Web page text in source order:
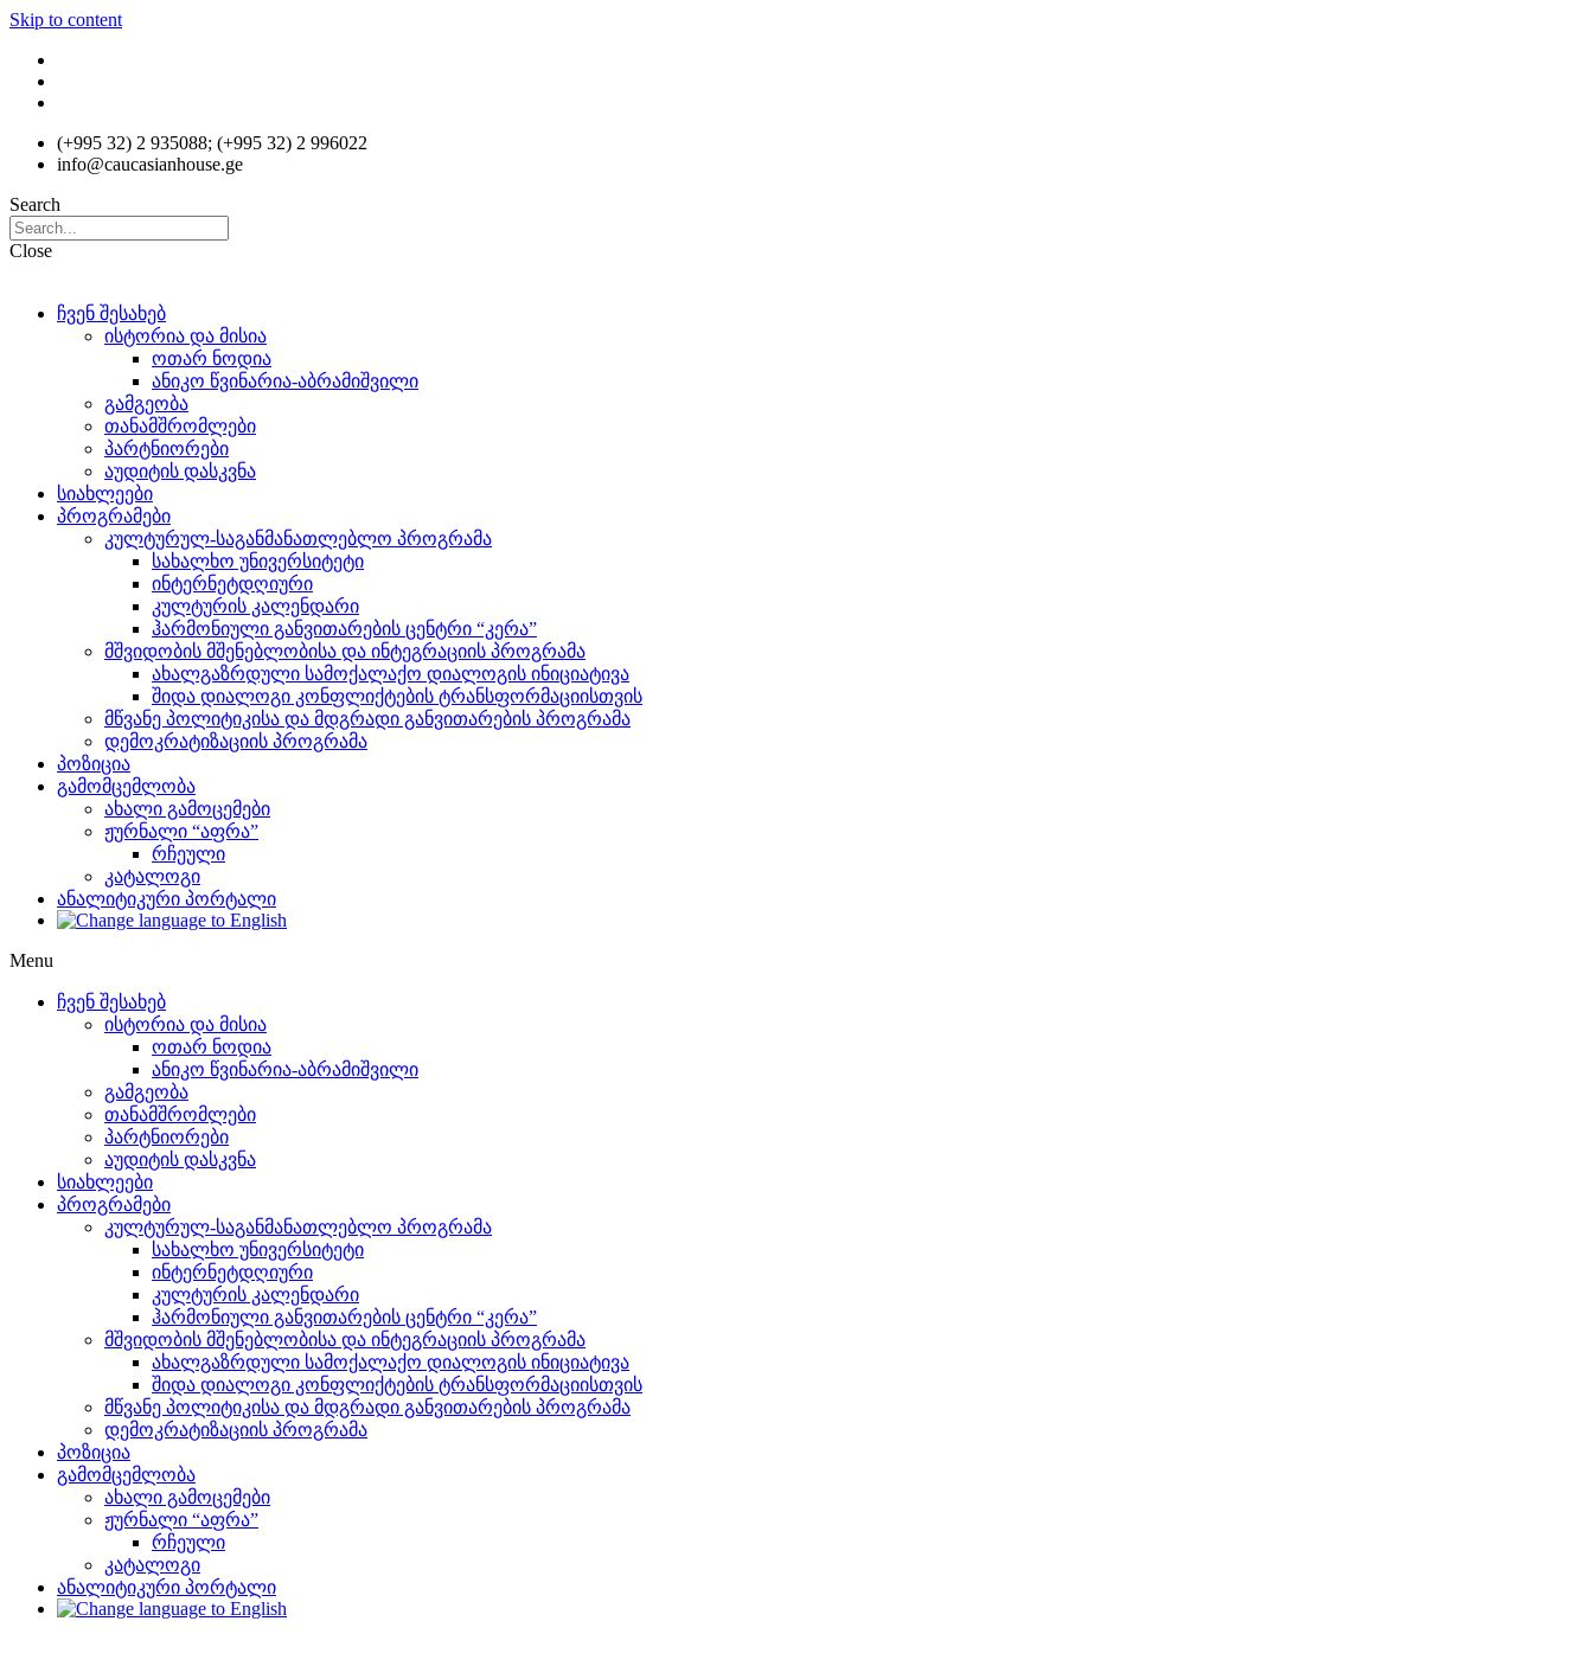
Skip to content
(+995 32) 2 935088; (+995 32) 2 996022
info@caucasianhouse.ge
Search
Close
ჩვენ შესახებ
ისტორია და მისია
ოთარ ნოდია
ანიკო წვინარია-აბრამიშვილი
გამგეობა
თანამშრომლები
პარტნიორები
აუდიტის დასკვნა
სიახლეები
პროგრამები
კულტურულ-საგანმანათლებლო პროგრამა
სახალხო უნივერსიტეტი
ინტერნეტდღიური
კულტურის კალენდარი
ჰარმონიული განვითარების ცენტრი “კერა”
მშვიდობის მშენებლობისა და ინტეგრაციის პროგრამა
ახალგაზრდული სამოქალაქო დიალოგის ინიციატივა
შიდა დიალოგი კონფლიქტების ტრანსფორმაციისთვის
მწვანე პოლიტიკისა და მდგრადი განვითარების პროგრამა
დემოკრატიზაციის პროგრამა
პოზიცია
გამომცემლობა
ახალი გამოცემები
ჟურნალი “აფრა”
რჩეული
კატალოგი
ანალიტიკური პორტალი
Menu
ჩვენ შესახებ
ისტორია და მისია
ოთარ ნოდია
ანიკო წვინარია-აბრამიშვილი
გამგეობა
თანამშრომლები
პარტნიორები
აუდიტის დასკვნა
სიახლეები
პროგრამები
კულტურულ-საგანმანათლებლო პროგრამა
სახალხო უნივერსიტეტი
ინტერნეტდღიური
კულტურის კალენდარი
ჰარმონიული განვითარების ცენტრი “კერა”
მშვიდობის მშენებლობისა და ინტეგრაციის პროგრამა
ახალგაზრდული სამოქალაქო დიალოგის ინიციატივა
შიდა დიალოგი კონფლიქტების ტრანსფორმაციისთვის
მწვანე პოლიტიკისა და მდგრადი განვითარების პროგრამა
დემოკრატიზაციის პროგრამა
პოზიცია
გამომცემლობა
ახალი გამოცემები
ჟურნალი “აფრა”
რჩეული
კატალოგი
ანალიტიკური პორტალი